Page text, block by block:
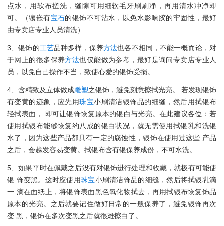
点水，用软布搓洗，缝隙可用细软毛牙刷刷净，再用清水冲净即
可。（镶嵌有宝石的银饰不可沾水，以免水影响胶的牢固性，最好
由专卖店专业人员清洗）
3、银饰的工艺品种多样，保养方法也各不相同，不能一概而论，对
于网上的很多保养方法也仅能做为参考，最好是询问专卖店专业人
员，以免自己操作不当，致使心爱的银饰受损。
4、含精致及立体做成雕塑之银饰，避免刻意擦拭光亮。 若发现银饰
有变黄的迹象，应先用珠宝小刷清洁银饰品的细缝，然后用拭银布
轻拭表面， 即可让银饰恢复原本的银白与光亮。在此建议各位：若
使用拭银布能够恢复约八成的银白状况，就无需使用拭银乳和洗银
水了，因为这些产品都具有一定的腐蚀性，银饰在使用过这些 产品
之后，会越发容易变黄。拭银布含有银保养成份，不可水洗。
5、如果平时在佩戴之后没有对银饰进行处理和收藏，就极有可能使
银 饰变黑。这时应使用珠宝小刷清洁饰品的细缝，然后将拭银乳滴
一 滴在面纸上，将银饰表面黑色氧化物拭去，再用拭银布恢复饰品
原本的光亮。之后就要记住做好日常的一般保养了，避免银饰再次
变 黑，银饰在多次变黑之后就很难擦白了。